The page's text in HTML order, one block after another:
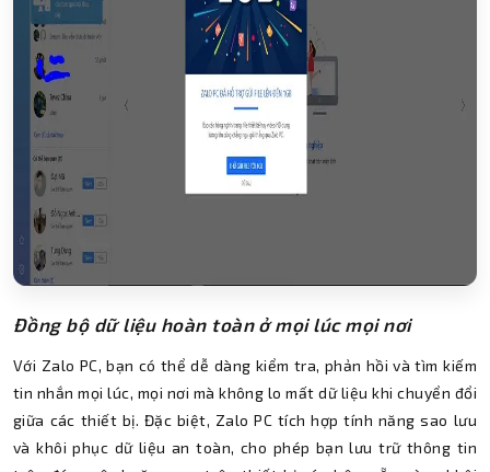
Đồng bộ dữ liệu hoàn toàn ở mọi lúc mọi nơi
Với Zalo PC, bạn có thể dễ dàng kiểm tra, phản hồi và tìm kiếm
tin nhắn mọi lúc, mọi nơi mà không lo mất dữ liệu khi chuyển đổi
giữa các thiết bị. Đặc biệt, Zalo PC tích hợp tính năng sao lưu
và khôi phục dữ liệu an toàn, cho phép bạn lưu trữ thông tin